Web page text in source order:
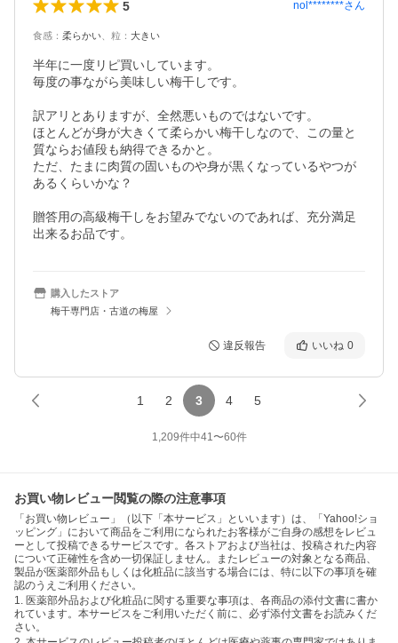
5 nol********さん
食感 ： 柔らかい 粒 ： 大きい
半年に一度リピ買いしています。
毎度の事ながら美味しい梅干しです。
訳アリとありますが、全然悪いものではないです。
ほとんどが身が大きくて柔らかい梅干しなので、この量と
質ならお値段も納得できるかと。
ただ、たまに肉質の固いものや身が黒くなっているやつが
あるくらいかな？
贈答用の高級梅干しをお望みでないのであれば、充分満足
出来るお品です。
購入したストア
梅干専門店・古道の梅屋
違反報告 いいね 0
1 2 3 4 5
1,209件中41〜60件
お買い物レビュー閲覧の際の注意事項
「お買い物レビュー」（以下「本サービス」といいます）は、「Yahoo!ショ
ッピング」において商品をご利用になられたお客様がご自身の感想をレビュ
ーとして投稿できるサービスです。各ストアおよび当社は、投稿された内容
について正確性を含め一切保証しません。またレビューの対象となる商品、
製品が医薬部外品もしくは化粧品に該当する場合には、特に以下の事項を確
認のうえご利用ください。
1. 医薬部外品および化粧品に関する重要な事項は、各商品の添付文書に書か
れています。本サービスをご利用いただく前に、必ず添付文書をお読みくだ
さい。